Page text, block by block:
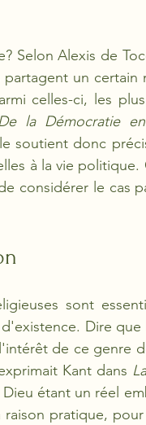
Selon Alexis de
un certain
celles-ci, les
la Démocratie
soutient donc
à la vie politique.
considérer le cas
sont
Dire que
de ce genre
Kant dans
étant un réel
pratique,